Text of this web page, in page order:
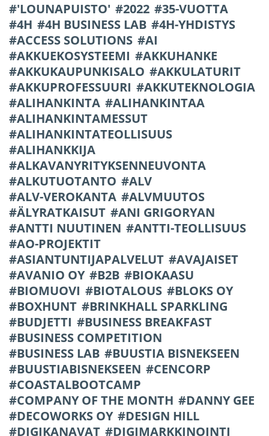
'LOUNAPUISTO' 2022
35-VUOTTA
4H
4H BUSINESS LAB
4H-YHDISTYS
ACCESS SOLUTIONS
AI
AKKUEKOSYSTEEMI
AKKUHANKE
AKKUKAUPUNKISALO
AKKULATURIT
AKKUPROFESSUURI
AKKUTEKNOLOGIA
ALIHANKINTA
ALIHANKINTAA
ALIHANKINTAMESSUT
ALIHANKINTATEOLLISUUS
ALIHANKKIJA
ALKAVANYRITYKSENNEUVONTA
ALKUTUOTANTO
ALV
ALV-VEROKANTA
ALVMUUTOS
ÄLYRATKAISUT
ANI GRIGORYAN
ANTTI NUUTINEN
ANTTI-TEOLLISUUS
AO-PROJEKTIT
ASIANTUNTIJAPALVELUT
AVAJAISET
AVANIO OY
B2B
BIOKAASU
BIOMUOVI
BIOTALOUS
BLOKS OY
BOXHUNT
BRINKHALL SPARKLING
BUDJETTI
BUSINESS BREAKFAST
BUSINESS COMPETITION
BUSINESS LAB
BUUSTIA BISNEKSEEN
BUUSTIABISNEKSEEN
CENCORP
COASTALBOOTCAMP
COMPANY OF THE MONTH
DANNY GEE
DECOWORKS OY
DESIGN HILL
DIGIKANAVAT
DIGIMARKKINOINTI